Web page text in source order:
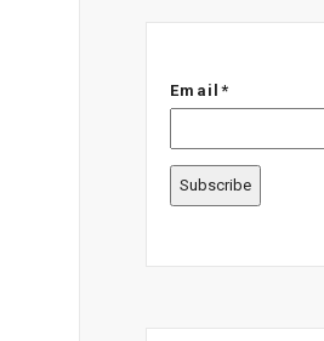
Email*